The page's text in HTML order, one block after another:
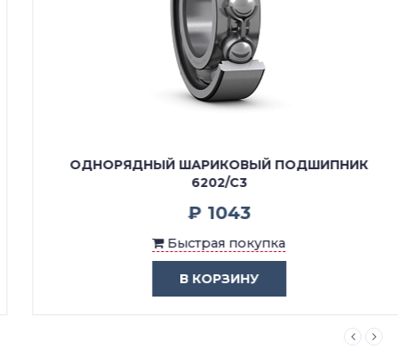
ОДНОРЯДНЫЙ ШАРИКОВЫЙ ПОДШИПНИК
6202/C3
₽ 1043
Быстрая покупка
В КОРЗИНУ